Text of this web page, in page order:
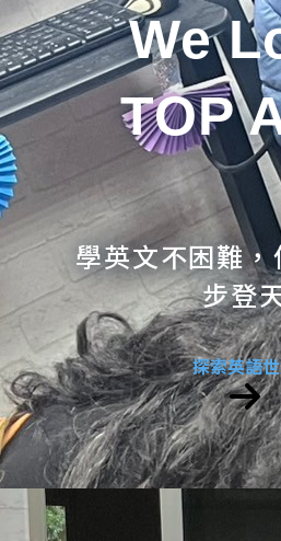
We
TOP
學英文不困難
步登
探索英語